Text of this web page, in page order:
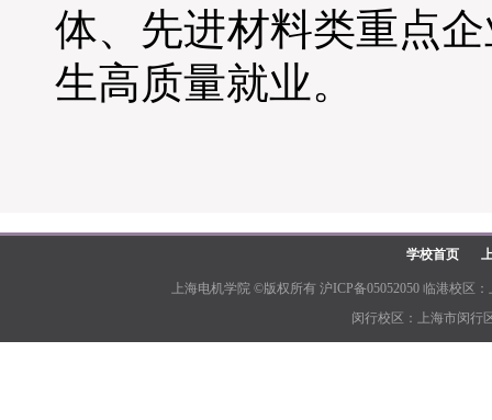
体、先进材料类重点
生高质量就业。
学校首页
上海电机学院 ©版权所有 沪ICP备05052050 临港校区
闵行校区：上海市闵行